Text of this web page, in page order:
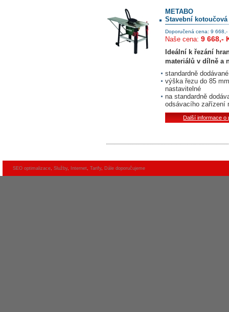
METABO
Stavební kotoučová
Doporučená cena: 9 668,-
Naše cena: 9 668,-
Ideální k řezání
materiálů v dílně a
standardně
výška řezu do 85
nastavitelné
na standardně
odsávacího zařízení
Další informace o
SEO optimalizace Služby, Internet Tarify, Dále doporučujeme